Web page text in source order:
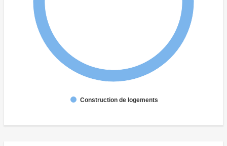
Construction de logements